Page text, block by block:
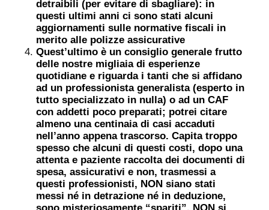
detraibili (per evitare di sbagliare): in
questi ultimi anni ci sono stati alcuni
aggiornamenti sulle normative fiscali in
merito alle polizze assicurative
Quest’ultimo è un consiglio generale frutto
delle nostre migliaia di esperienze
quotidiane e riguarda i tanti che si affidano
ad un professionista generalista (esperto in
tutto specializzato in nulla) o ad un CAF
con addetti poco preparati; potrei citare
almeno una centinaia di casi accaduti
nell’anno appena trascorso. Capita troppo
spesso che alcuni di questi costi, dopo una
attenta e paziente raccolta dei documenti di
spesa, assicurativi e non, trasmessi a
questi professionisti, NON siano stati
messi né in detrazione né in deduzione,